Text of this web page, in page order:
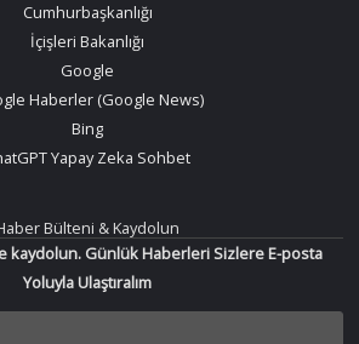
Cumhurbaşkanlığı
İçişleri Bakanlığı
Google
Haberler (Google News)
Bing
Yapay Zeka Sohbet
Bülteni & Kaydolun
kaydolun. Günlük Haberleri Sizlere E-posta
Yoluyla Ulaştıralım